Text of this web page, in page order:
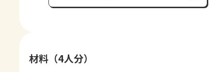
保存済み
材料（4人分）